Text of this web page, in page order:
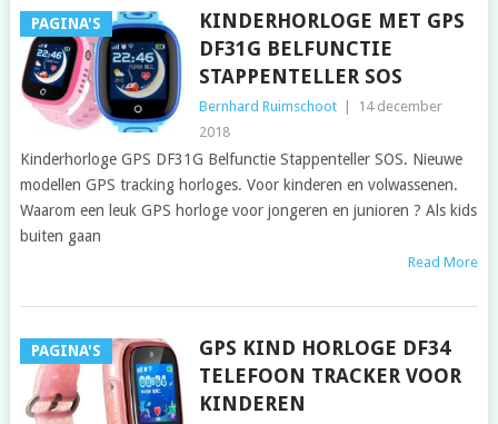
PAGINA'S
KINDERHORLOGE MET GPS
DF31G BELFUNCTIE
STAPPENTELLER SOS
Bernhard Ruimschoot
14 december
2018
Kinderhorloge GPS DF31G Belfunctie Stappenteller SOS. Nieuwe
modellen GPS tracking horloges. Voor kinderen en volwassenen.
Waarom een leuk GPS horloge voor jongeren en junioren ? Als kids
buiten gaan
Read More
PAGINA'S
GPS KIND HORLOGE DF34
TELEFOON TRACKER VOOR
KINDEREN